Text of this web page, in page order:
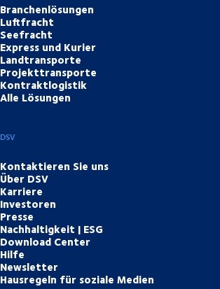
Branchenlösungen
Luftfracht
Seefracht
Express und Kurier
Landtransporte
Projekttransporte
Kontraktlogistik
Alle Lösungen
DSV
Kontaktieren Sie uns
Über DSV
Karriere
Investoren
Presse
Nachhaltigkeit | ESG
Download Center
Hilfe
Newsletter
Hausregeln für soziale Medien